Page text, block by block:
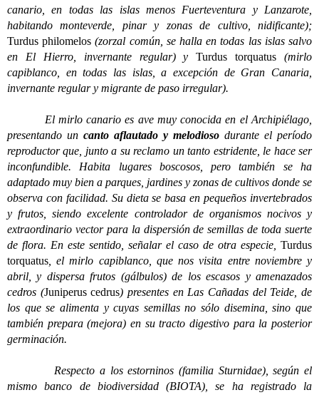
canario, en todas las islas menos Fuerteventura y Lanzarote,
habitando monteverde, pinar y zonas de cultivo, nidificante);
Turdus philomelos (zorzal común, se halla en todas las islas salvo
en El Hierro, invernante regular) yTurdus torquatus (mirlo
capiblanco, en todas las islas, a excepción de Gran Canaria,
invernante regular y migrante de paso irregular).
El mirlo canario es ave muy conocida en el Archipiélago,
presentando un canto aflautado y melodioso durante el período
reproductor que, junto a su reclamo un tanto estridente, le hace ser
inconfundible. Habita lugares boscosos, pero también se ha
adaptado muy bien a parques, jardines y zonas de cultivos donde se
observa con facilidad. Su dieta se basa en pequeños invertebrados
y frutos, siendo excelente controlador de organismos nocivos y
extraordinario vector para la dispersión de semillas de toda suerte
de flora. En este sentido, señalar el caso de otra especie, Turdus
torquatus , el mirlo capiblanco, que nos visita entre noviembre y
abril, y dispersa frutos (gálbulos) de los escasos y amenazados
cedros (Juniperus cedrus) presentes en Las Cañadas del Teide, de
los que se alimenta y cuyas semillas no sólo disemina, sino que
también prepara (mejora) en su tracto digestivo para la posterior
germinación.
Respecto a los estorninos (familia Sturnidae), según el
mismo banco de biodiversidad (BIOTA), se ha registrado la